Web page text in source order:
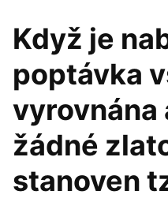
Když je
poptávka
vyrovnána
žádné
stanoven